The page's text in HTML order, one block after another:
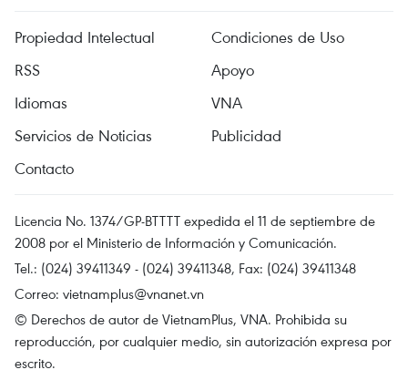
Propiedad Intelectual
Condiciones de Uso
RSS
Apoyo
Idiomas
VNA
Servicios de Noticias
Publicidad
Contacto
Licencia No. 1374/GP-BTTTT expedida el 11 de septiembre de
2008 por el Ministerio de Información y Comunicación.
Tel.: (024) 39411349 - (024) 39411348, Fax: (024) 39411348
Correo: vietnamplus@vnanet.vn
© Derechos de autor de VietnamPlus, VNA. Prohibida su
reproducción, por cualquier medio, sin autorización expresa por
escrito.